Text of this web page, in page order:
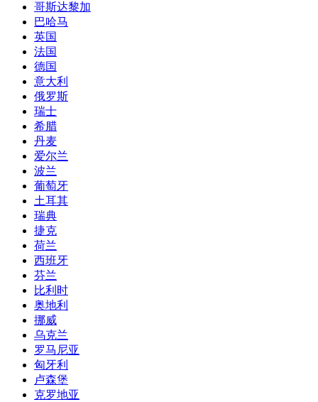
哥斯达黎加
巴哈马
英国
法国
德国
意大利
俄罗斯
瑞士
希腊
丹麦
爱尔兰
波兰
葡萄牙
土耳其
瑞典
捷克
荷兰
西班牙
芬兰
比利时
奥地利
挪威
乌克兰
罗马尼亚
匈牙利
卢森堡
克罗地亚